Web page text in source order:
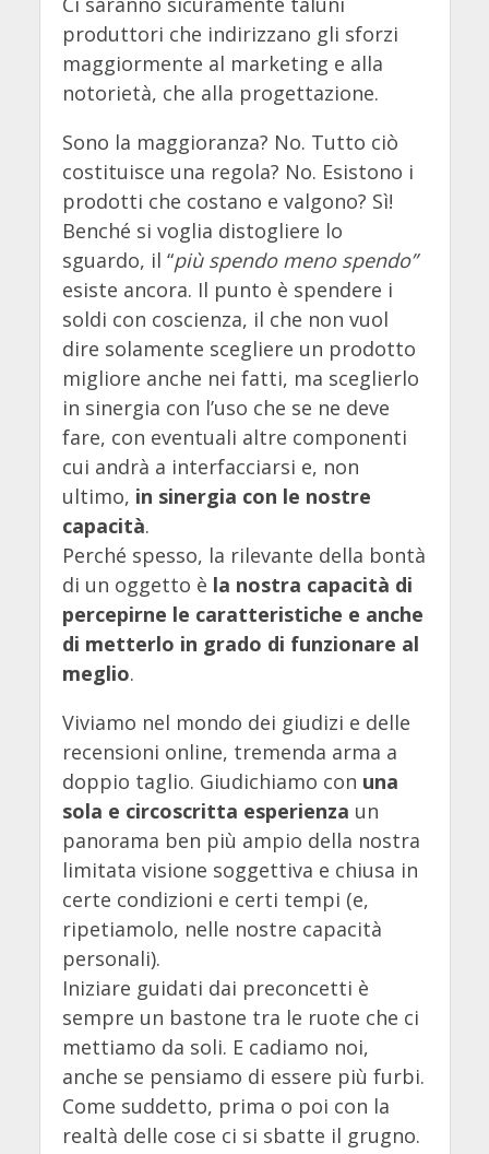
produttori che indirizzano gli sforzi
maggiormente al marketing e alla
notorietà, che alla progettazione.
Sono la maggioranza? No. Tutto ciò
costituisce una regola? No. Esistono i
prodotti che costano e valgono? Sì!
Benché si voglia distogliere lo
sguardo, il “più spendo meno spendo”
esiste ancora. Il punto è spendere i
soldi con coscienza, il che non vuol
dire solamente scegliere un prodotto
migliore anche nei fatti, ma sceglierlo
in sinergia con l’uso che se ne deve
fare, con eventuali altre componenti
cui andrà a interfacciarsi e, non
ultimo, in sinergia con le nostre
capacità.
Perché spesso, la rilevante della bontà
di un oggetto è la nostra capacità di
percepirne le caratteristiche e anche
di metterlo in grado di funzionare al
meglio.
Viviamo nel mondo dei giudizi e delle
recensioni online, tremenda arma a
doppio taglio. Giudichiamo con una
sola e circoscritta esperienza un
panorama ben più ampio della nostra
limitata visione soggettiva e chiusa in
certe condizioni e certi tempi (e,
ripetiamolo, nelle nostre capacità
personali).
Iniziare guidati dai preconcetti è
sempre un bastone tra le ruote che ci
mettiamo da soli. E cadiamo noi,
anche se pensiamo di essere più furbi.
Come suddetto, prima o poi con la
realtà delle cose ci si sbatte il grugno.